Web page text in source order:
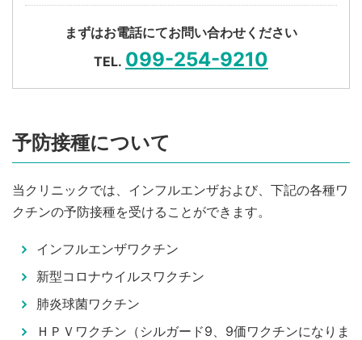
まずはお電話にてお問い合わせください
TEL. 099-254-9210
予防接種について
当クリニックでは、インフルエンザおよび、下記の各種ワ
クチンの予防接種を受けることができます。
インフルエンザワクチン
新型コロナウイルスワクチン
肺炎球菌ワクチン
ＨＰＶワクチン（シルガード9、9価ワクチンになりま